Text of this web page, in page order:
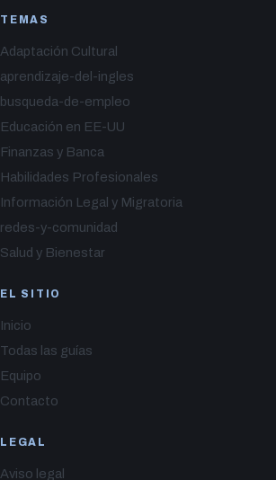
TEMAS
Adaptación Cultural
aprendizaje-del-ingles
busqueda-de-empleo
Educación en EE-UU
Finanzas y Banca
Habilidades Profesionales
Información Legal y Migratoria
redes-y-comunidad
Salud y Bienestar
EL SITIO
Inicio
Todas las guías
Equipo
Contacto
LEGAL
Aviso legal